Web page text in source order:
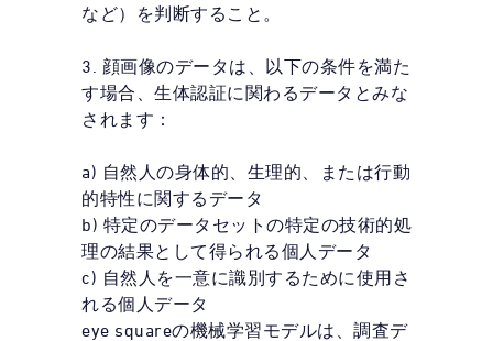
など）を判断すること。
3. 顔画像のデータは、以下の条件を満た
す場合、生体認証に関わるデータとみな
されます：
a) 自然人の身体的、生理的、または行動
的特性に関するデータ
b) 特定のデータセットの特定の技術的処
理の結果として得られる個人データ
c) 自然人を一意に識別するために使用さ
れる個人データ
eye squareの機械学習モデルは、調査デ